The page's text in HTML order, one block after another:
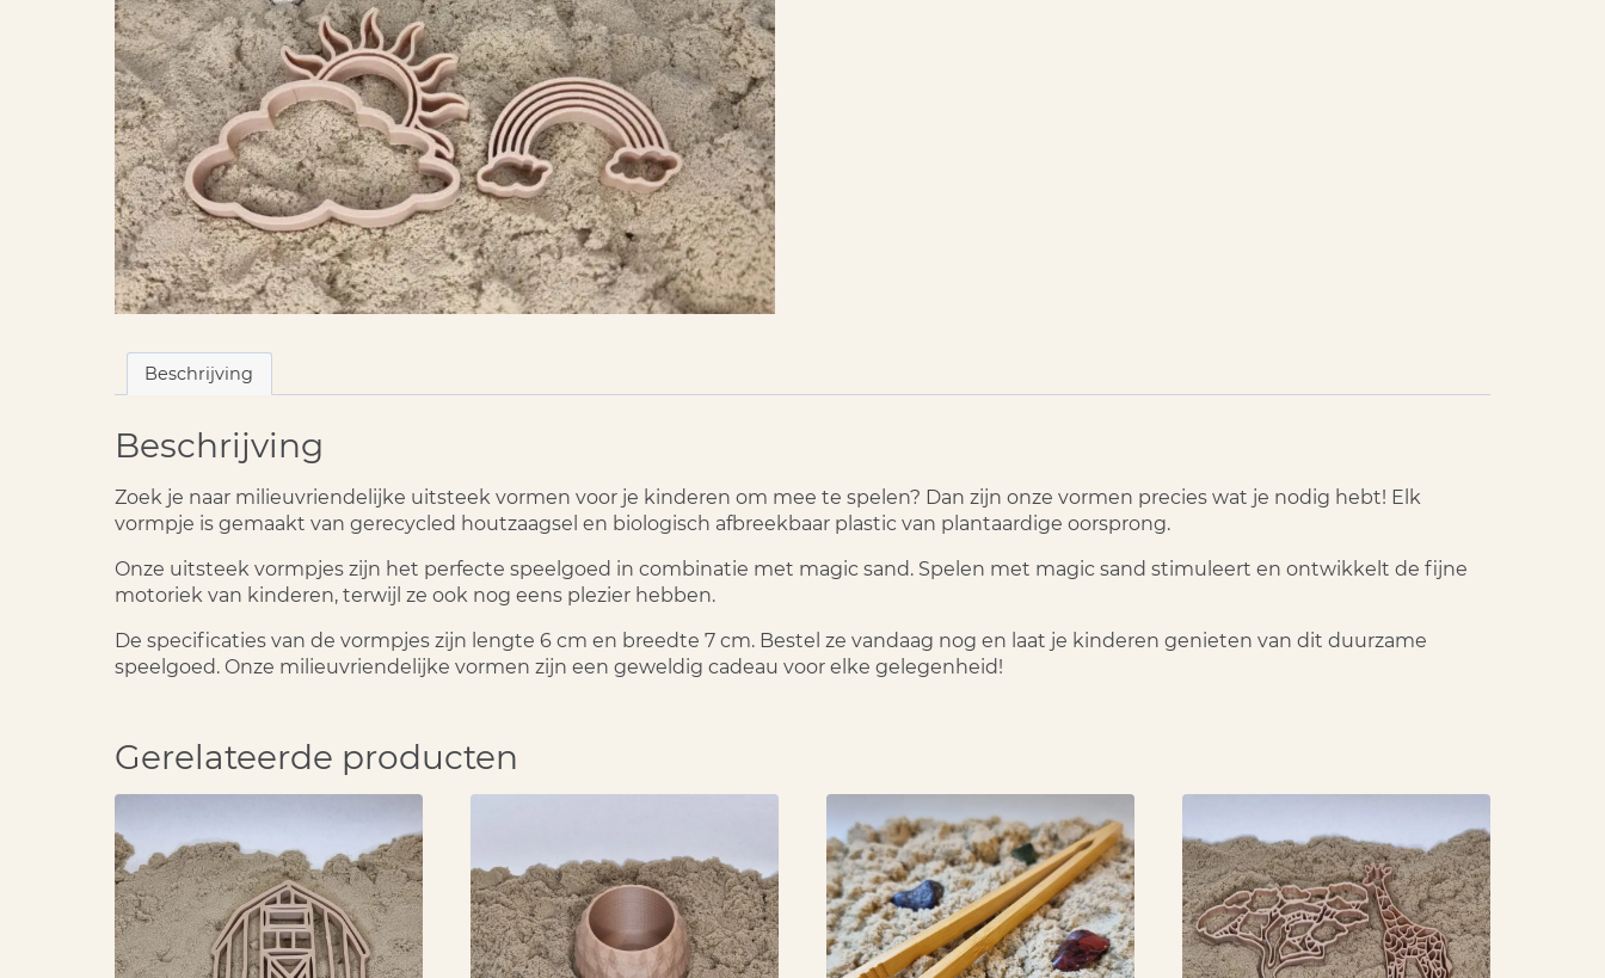
Beschrijving
Beschrijving
Zoek je naar milieuvriendelijke uitsteek vormen voor je kinderen om mee te spelen? Dan zijn onze vormen precies wat je nodig hebt! Elk
vormpje is gemaakt van gerecycled houtzaagsel en biologisch afbreekbaar plastic van plantaardige oorsprong.
Onze uitsteek vormpjes zijn het perfecte speelgoed in combinatie met magic sand. Spelen met magic sand stimuleert en ontwikkelt de fijne
motoriek van kinderen, terwijl ze ook nog eens plezier hebben.
De specificaties van de vormpjes zijn lengte 6 cm en breedte 7 cm. Bestel ze vandaag nog en laat je kinderen genieten van dit duurzame
speelgoed. Onze milieuvriendelijke vormen zijn een geweldig cadeau voor elke gelegenheid!
Gerelateerde producten